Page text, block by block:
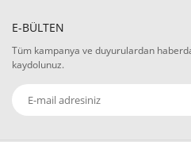
E-BÜLTEN
Tüm kampanya ve duyurulardan
kaydolunuz.